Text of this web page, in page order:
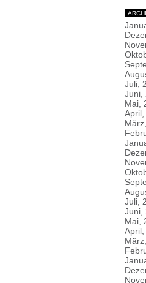
Juli,
Juni,
Mai,
April,
Juli,
Juni,
Mai,
April,